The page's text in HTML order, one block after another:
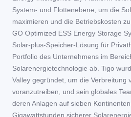
System- und Flottenebene, um die
maximieren und die Betriebskosten
GO Optimized ESS Energy Storage
Solar-plus-Speicher-Lösung für
Portfolio des Unternehmens im
Solarenergietechnologie ab. Tigo
Valley gegründet, um die Verbreitung
voranzutreiben, und sein globales
deren Anlagen auf sieben
Gigawattstunden sicherer